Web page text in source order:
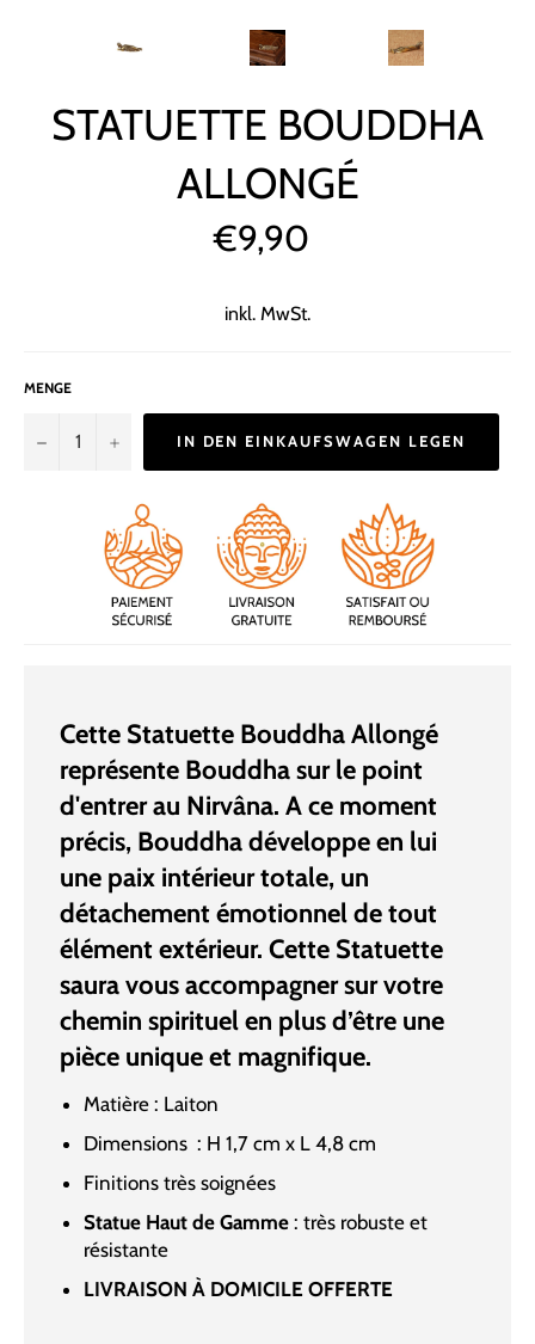
STATUETTE BOUDDHA
ALLONGÉ
Normaler
Preis
€9,90
inkl. MwSt.
MENGE
− + IN DEN EINKAUFSWAGEN LEGEN
Cette Statuette Bouddha Allongé
représente Bouddha sur le point
d'entrer au Nirvâna. A ce moment
précis, Bouddha développe en lui
une paix intérieur totale, un
détachement émotionnel de tout
élément extérieur. Cette Statuette
saura vous accompagner sur votre
chemin spirituel en plus d’être une
pièce unique et magnifique.
Matière : Laiton
Dimensions : H 1,7 cm x L 4,8 cm
Finitions très soignées
Statue Haut de Gamme : très robuste et
résistante
LIVRAISON À DOMICILE OFFERTE